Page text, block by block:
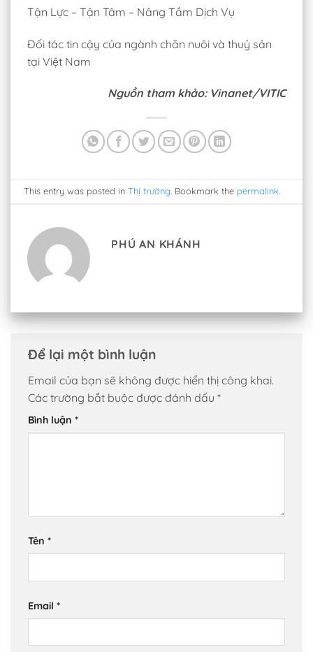
Tận Lực – Tận Tâm – Nâng Tầm Dịch Vụ
Đối tác tin cậy của ngành chăn nuôi và thuỷ sản
tại Việt Nam
Nguồn tham khảo: Vinanet/VITIC
This entry was posted inThị trường. Bookmark the permalink.
PHÚ AN KHÁNH
Để lại một bình luận
Email của bạn sẽ không được hiển thị công khai.
Các trường bắt buộc được đánh dấu *
Bình luận *
Tên *
Email *